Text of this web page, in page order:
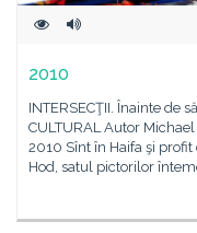
2010
INTERSECŢII. Înainte de
CULTURAL Autor
2010 Sînt în Haifa şi
Hod, satul pictorilor